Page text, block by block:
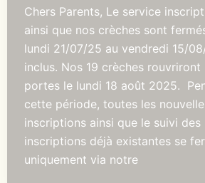
Chers Parents, Le service
ainsi que nos crèches sont
lundi 21/07/25 au vendredi 15/
inclus. Nos 19 crèches rouvriront
portes le lundi 18 août 2025.
cette période, toutes les
inscriptions ainsi que le suivi des
inscriptions déjà existantes se
uniquement via notre